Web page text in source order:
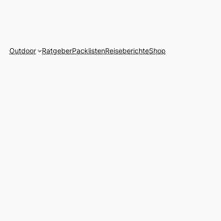
Outdoor RatgeberPacklistenReiseberichteShop